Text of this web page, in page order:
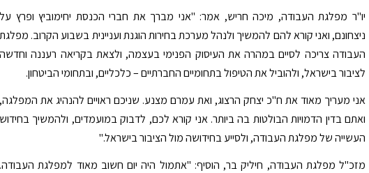
יו"ר מפלגת העבודה, מיכה חריש, אמר: "אני מברך את חברי הכנסת יחימוביץ ופרץ על
ניצחונם, ואני קורא להם להמשיך ולנהל מערכת בחירות הוגנת ועניינית בשבוע הקרוב. מפלגת
העבודה צריכה לסיים במהרה את העיסוק הפנימי בעצמה, ולצאת בקריאה רעננה וחדשה
לציבור בישראל, ולהוביל את הטיפול בתחומיים החברתיים – כלכליים, ובתחומי הביטחון.
אני מעריך מאוד את ח"כ יצחק הרצוג, ואת עמרם מצנע. שניכם ראויים להנהיג את המפלגה,
ואתם בדין הדמויות הבולטות בה ביותר. אני קורא לכם, לדבוק במועמדים, ולהמשיך בחידוש
העשייה של מפלגת העבודה, ולסייע בחידושה מול הציבור בישראל."
מזכ"ל מפלגת העבודה, חיליק בר, הוסיף: "אתמול היה יום חשוב מאוד למפלגת העבודה.